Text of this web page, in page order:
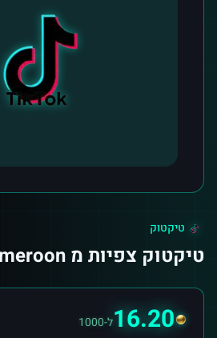
טיקטוק
טיקטוק צפיות מ Cameroon
16.20ל-1000